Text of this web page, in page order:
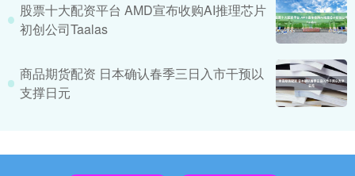
股票十大配资平台 AMD宣布收购AI推理芯片
初创公司Taalas
商品期货配资 日本确认春季三日入市干预以
支撑日元